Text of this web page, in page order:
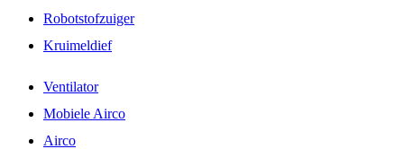
Robotstofzuiger
Kruimeldief
Ventilator
Mobiele Airco
Airco